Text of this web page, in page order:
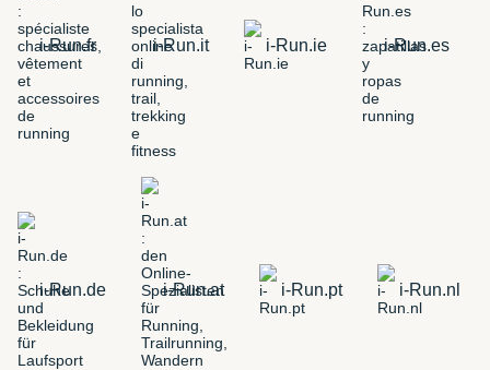
i-Run.fr i-Run.it i-Run.ie i-Run.es
i-Run.de i-Run.at i-Run.pt i-Run.nl